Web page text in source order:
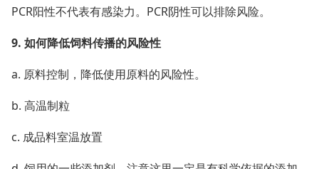
PCR阳性不代表有感染力。PCR阴性可以排除风险。
9. 如何降低饲料传播的风险性
a. 原料控制，降低使用原料的风险性。
b. 高温制粒
c. 成品料室温放置